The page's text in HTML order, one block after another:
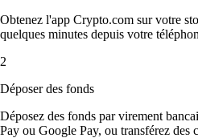
Obtenez l'app Crypto.com sur votre
quelques minutes depuis votre
2
Déposer des fonds
Déposez des fonds par virement
Pay ou Google Pay, ou transférez des